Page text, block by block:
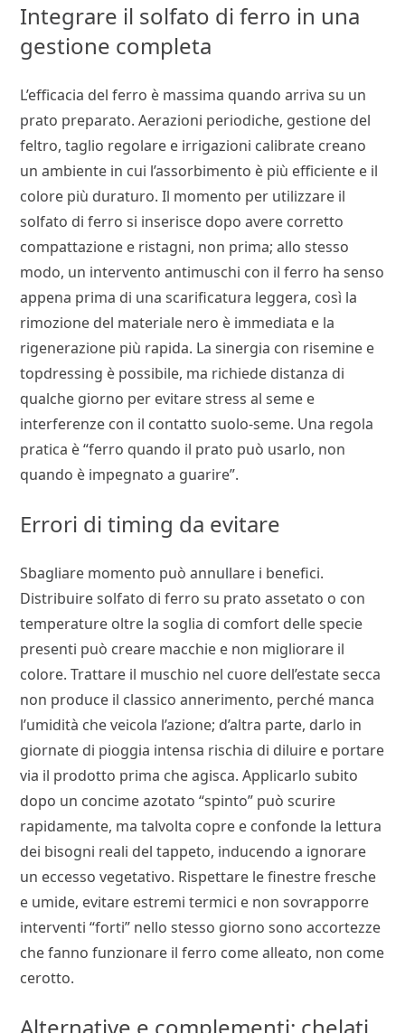
Integrare il solfato di ferro in una
gestione completa
L’efficacia del ferro è massima quando arriva su un
prato preparato. Aerazioni periodiche, gestione del
feltro, taglio regolare e irrigazioni calibrate creano
un ambiente in cui l’assorbimento è più efficiente e il
colore più duraturo. Il momento per utilizzare il
solfato di ferro si inserisce dopo avere corretto
compattazione e ristagni, non prima; allo stesso
modo, un intervento antimuschi con il ferro ha senso
appena prima di una scarificatura leggera, così la
rimozione del materiale nero è immediata e la
rigenerazione più rapida. La sinergia con risemine e
topdressing è possibile, ma richiede distanza di
qualche giorno per evitare stress al seme e
interferenze con il contatto suolo-seme. Una regola
pratica è “ferro quando il prato può usarlo, non
quando è impegnato a guarire”.
Errori di timing da evitare
Sbagliare momento può annullare i benefici.
Distribuire solfato di ferro su prato assetato o con
temperature oltre la soglia di comfort delle specie
presenti può creare macchie e non migliorare il
colore. Trattare il muschio nel cuore dell’estate secca
non produce il classico annerimento, perché manca
l’umidità che veicola l’azione; d’altra parte, darlo in
giornate di pioggia intensa rischia di diluire e portare
via il prodotto prima che agisca. Applicarlo subito
dopo un concime azotato “spinto” può scurire
rapidamente, ma talvolta copre e confonde la lettura
dei bisogni reali del tappeto, inducendo a ignorare
un eccesso vegetativo. Rispettare le finestre fresche
e umide, evitare estremi termici e non sovrapporre
interventi “forti” nello stesso giorno sono accortezze
che fanno funzionare il ferro come alleato, non come
cerotto.